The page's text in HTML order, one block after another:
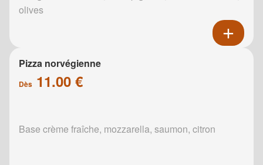
olives
Pizza norvégienne
Dès 11.00 €
Base crème fraîche, mozzarella, saumon, citron